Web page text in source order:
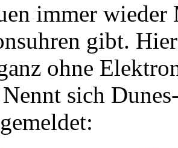
immer wieder
gibt.
ohne
Nennt sich